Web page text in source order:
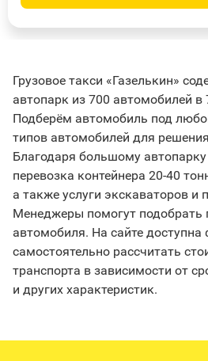
Грузовое такси «Газелькин»
автопарк из 700 автомобилей в
Подберём автомобиль под
типов автомобилей для
Благодаря большому
перевозка контейнера 20-40
а также услуги экскаваторов и
Менеджеры помогут подобрать
автомобиля. На сайте
самостоятельно рассчитать
транспорта в зависимости от
и других характеристик.